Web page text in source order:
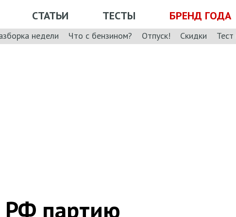
СТАТЬИ ТЕСТЫ БРЕНД ГОДА
недели Что с бензином? Отпуск! Скидки
РФ партию